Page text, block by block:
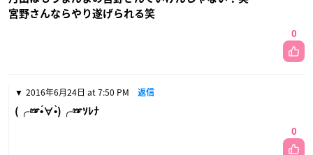
宮野さんならやり遂げられる笑
0
2016年6月24日 at 7:50 PM 返信
(╭☞•́∀•̀)╭☞ｿﾚﾅ
0